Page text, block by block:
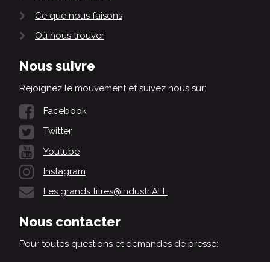
Ce que nous faisons
Où nous trouver
Nous suivre
Rejoignez le mouvement et suivez nous sur:
Facebook
Twitter
Youtube
Instagram
Les grands titres@IndustriALL
Nous contacter
Pour toutes questions et demandes de presse: